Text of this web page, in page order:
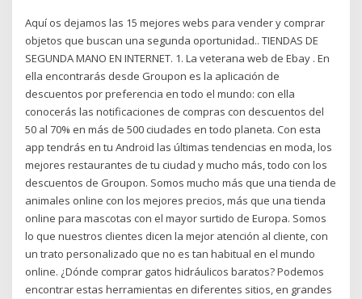
Aquí os dejamos las 15 mejores webs para vender y comprar
objetos que buscan una segunda oportunidad.. TIENDAS DE
SEGUNDA MANO EN INTERNET. 1. La veterana web de Ebay . En
ella encontrarás desde Groupon es la aplicación de
descuentos por preferencia en todo el mundo: con ella
conocerás las notificaciones de compras con descuentos del
50 al 70% en más de 500 ciudades en todo planeta. Con esta
app tendrás en tu Android las últimas tendencias en moda, los
mejores restaurantes de tu ciudad y mucho más, todo con los
descuentos de Groupon. Somos mucho más que una tienda de
animales online con los mejores precios, más que una tienda
online para mascotas con el mayor surtido de Europa. Somos
lo que nuestros clientes dicen la mejor atención al cliente, con
un trato personalizado que no es tan habitual en el mundo
online. ¿Dónde comprar gatos hidráulicos baratos? Podemos
encontrar estas herramientas en diferentes sitios, en grandes